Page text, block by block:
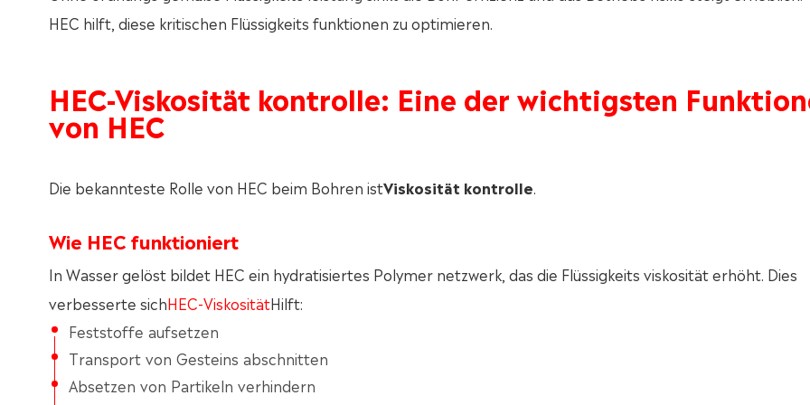
HEC hilft, diese kritischen Flüssigkeits funktionen zu optimieren.
HEC-Viskosität kontrolle: Eine der wichtigsten
von HEC
Die bekannteste Rolle von HEC beim Bohren istViskosität kontrolle.
Wie HEC funktioniert
In Wasser gelöst bildet HEC ein hydratisiertes Polymer netzwerk, das die Flüssigkeits viskosität erhöht. Dies
verbesserte sichHEC-ViskositätHilft:
Feststoffe aufsetzen
Transport von Gesteins abschnitten
Absetzen von Partikeln verhindern